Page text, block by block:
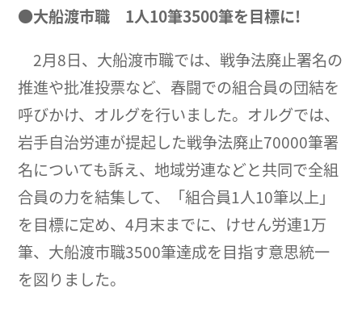
●大船渡市職 1人10筆3500筆を目標に!
2月8日、大船渡市職では、戦争法廃止署名の
推進や批准投票など、春闘での組合員の団結を
呼びかけ、オルグを行いました。オルグでは、
岩手自治労連が提起した戦争法廃止70000筆署
名についても訴え、地域労連などと共同で全組
合員の力を結集して、「組合員1人10筆以上」
を目標に定め、4月末までに、けせん労連1万
筆、大船渡市職3500筆達成を目指す意思統一
を図りました。